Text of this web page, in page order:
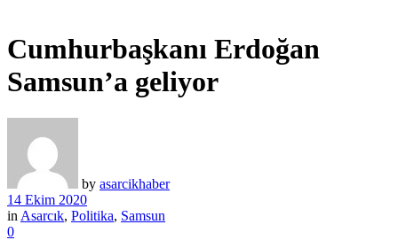
Cumhurbaşkanı Erdoğan
Samsun’a geliyor
by asarcikhaber
14 Ekim 2020
in Asarcık, Politika, Samsun
0